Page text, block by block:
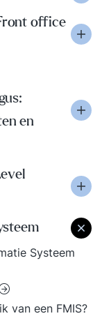
office
en
Systeem
van een FMIS?